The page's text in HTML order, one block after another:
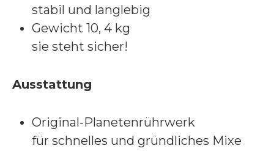
stabil und langlebig
Gewicht 10, 4 kg
sie steht sicher!
Ausstattung
Original-Planetenrührwerk
für schnelles und gründliches Mixe